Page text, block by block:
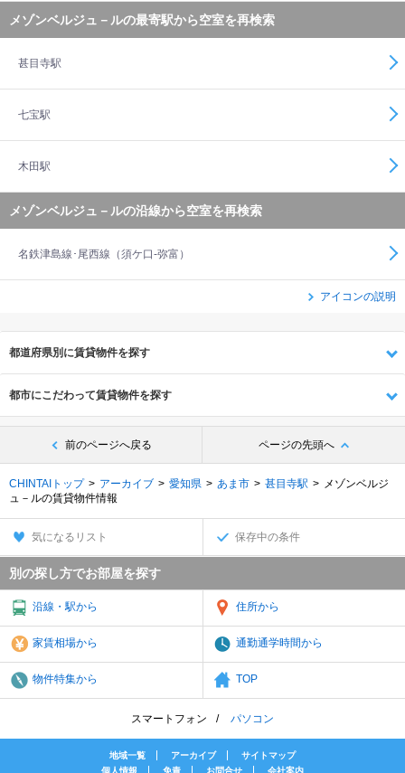
メゾンベルジュ－ルの最寄駅から空室を再検索
甚目寺駅
七宝駅
木田駅
メゾンベルジュ－ルの沿線から空室を再検索
名鉄津島線･尾西線（須ケ口-弥富）
アイコンの説明
都道府県別に賃貸物件を探す
都市にこだわって賃貸物件を探す
前のページへ戻る ページの先頭へ
CHINTAIトップ アーカイブ 愛知県 あま市 甚目寺駅
メゾンベルジ
ュ－ルの賃貸物件情報
気になるリスト 保存中の条件
別の探し方でお部屋を探す
沿線・駅から 住所から
家賃相場から 通勤通学時間から
物件特集から TOP
スマートフォン パソコン
地域一覧 アーカイブ
サイトマップ
個人情報
免責 お問合せ 会社案内